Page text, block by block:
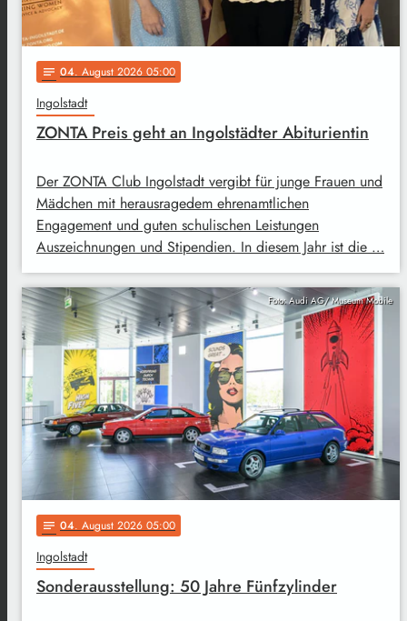
notes 04. August 2026 05:00
Ingolstadt
ZONTA Preis geht an Ingolstädter Abiturientin
Der ZONTA Club Ingolstadt vergibt für junge Frauen und
Mädchen mit herausragedem ehrenamtlichen
Engagement und guten schulischen Leistungen
Auszeichnungen und Stipendien. In diesem Jahr ist die …
Foto: Audi AG/ Museum Mobile
notes 04. August 2026 05:00
Ingolstadt
Sonderausstellung: 50 Jahre Fünfzylinder